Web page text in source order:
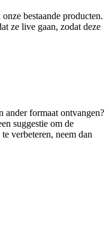
bestaande producten.
ze live gaan, zodat deze
ander formaat ontvangen?
suggestie om de
verbeteren, neem dan